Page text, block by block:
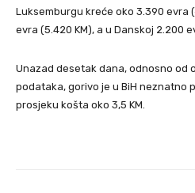
Luksemburgu kreće oko 3.390 evra
evra (5.420 KM), a u Danskoj 2.200
Unazad desetak dana, odnosno od
podataka, gorivo je u BiH neznatno
prosjeku košta oko 3,5 KM.